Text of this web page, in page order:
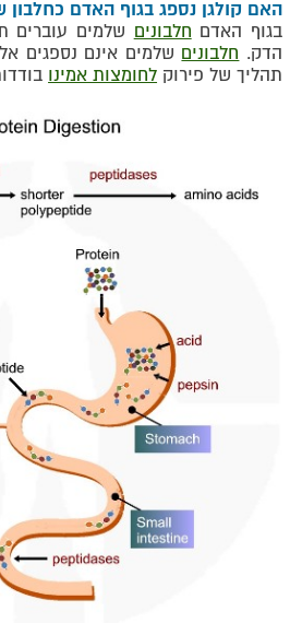
האם קולגן נספג בגוף האדם
בגוף האדם חלבונים שלמים עוברים
הדק. חלבונים שלמים אינם נספגים
תהליך של פירוק לחומצות אמינו